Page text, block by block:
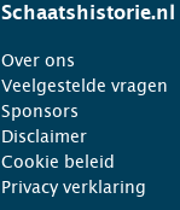
Schaatshistorie.nl
Over ons
Veelgestelde vragen
Sponsors
Disclaimer
Cookie beleid
Privacy verklaring